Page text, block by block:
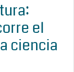
el
ciencia